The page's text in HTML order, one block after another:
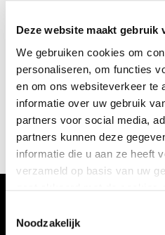
Deze website maakt gebruik
We gebruiken cookies om
personaliseren, om functies
en om ons websiteverkeer te
informatie over uw gebruik
partners voor social media,
partners kunnen deze
informatie die u aan ze heeft
verzameld op basis van uw
Noodzakelijk
Fort Zuidwijkermeer was één
Noordzeekanaal moesten
het de noordelijke dijk en
in 1903 voltooid en ligt in het
van Amsterdam.
VERHALEN